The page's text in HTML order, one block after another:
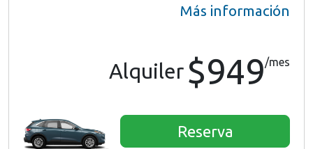
Más información
Alquiler $949/mes
Reserva